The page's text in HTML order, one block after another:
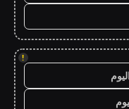
!